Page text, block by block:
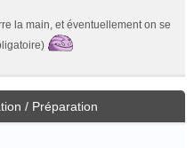
la main, et éventuellement on se
/ Préparation